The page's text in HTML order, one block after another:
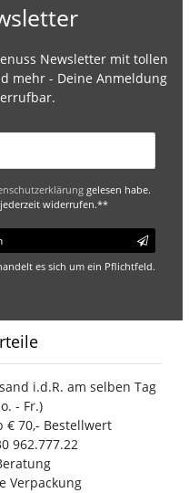
Newsletter mit tollen
mehr - Deine Anmeldung
gelesen habe.
widerrufen.**
es sich um ein Pflichtfeld.
i.d.R. am selben Tag
- Fr.)
€ 70,- Bestellwert
962.777.22
Verpackung